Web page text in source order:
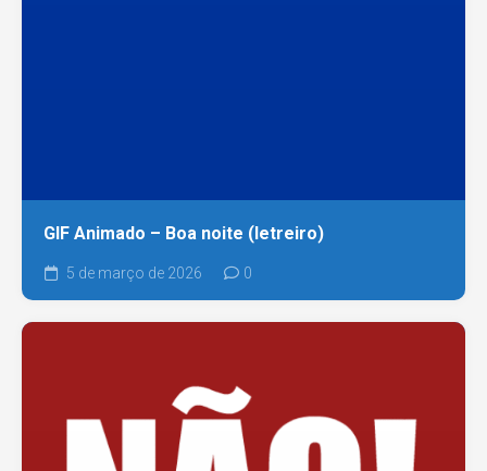
GIF Animado – Boa noite (letreiro)
5 de março de 2026 0